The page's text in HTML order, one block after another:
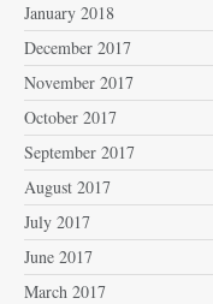
January 2018
December 2017
November 2017
October 2017
September 2017
August 2017
July 2017
June 2017
March 2017